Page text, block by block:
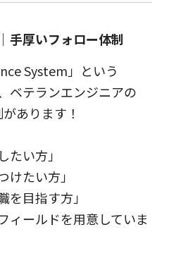
手厚いフォロー体制
System」という
ベテランエンジニアの
あります！
たい方」
けたい方」
を目指す方」
ィールドを用意していま